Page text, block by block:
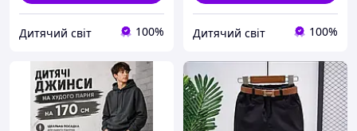
Дитячий світ 100% Дитячий світ 100%